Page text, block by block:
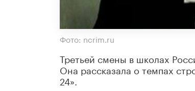
Фото: ncrim.ru
Третьей смены в школах
Она рассказала о темпах
24».